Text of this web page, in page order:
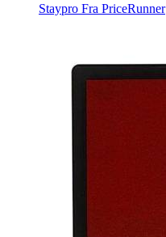
Staypro Fra PriceRunner